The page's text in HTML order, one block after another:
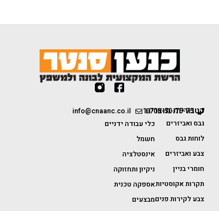
1-700-50-75-75
info@cnaanc.co.il קטגוריות מוצרים
גבס ואביזרים
לוחות גבס
צבע ואביזרים
חומרי בניין
תקרות אקוסטיות
צבע לקירות פנים
כלי עבודה ידניים
חשמל
אינסטלציה
ניקיון ותחזוקה
אספקה טכנית
מבצעים